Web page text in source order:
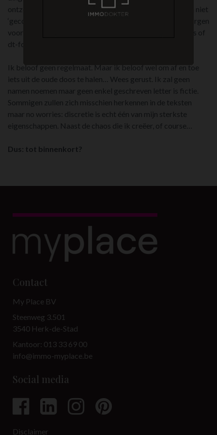
ontzettend veel fouten. Deze tekst is dus bruut en ruw en niet
‘gecopywrited’. Maar ik beloof mijn best te doen en te zorgen
voor je leesplezier, ook voor degenen die de schrijffoutjes of
dt-fouten niet kunnen verdragen.
Ik beloof geen regelmaat. Maar ik beloof wel om af en toe
iets uit de oude doos te halen… Wees gerust. Ik zal geen
namen noemen maar geen enkel geschreven letter is fictie.
Sommigen zullen zich misschien herkennen in de teksten
maar no worries: discretie is echt één van mijn sterkste
eigenschappen. Naast de chaos die ik creëer, of course…
Dus: tot binnenkort?
Contact
My Place BV
Steenweg 3.501
3540 Herk-de-Stad
Kantoor: 013 33 69 00
info@immo-myplace.be
Social media
Disclaimer